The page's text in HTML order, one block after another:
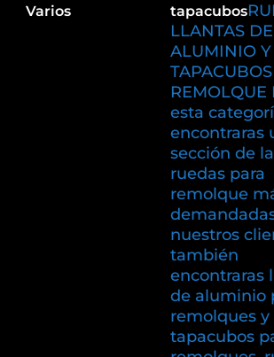
Varios
tapacubos
LLANTAS DE
ALUMINIO Y
REMOLQUE
esta
encontraras
sección de
ruedas para
remolque
nuestros
también
encontraras
de aluminio
remolques y
tapacubos